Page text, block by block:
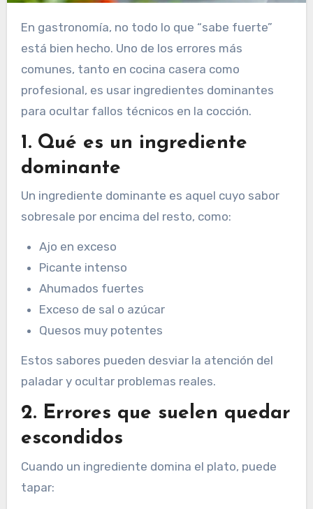
En gastronomía, no todo lo que “sabe fuerte”
está bien hecho. Uno de los errores más
comunes, tanto en cocina casera como
profesional, es usar ingredientes dominantes
para ocultar fallos técnicos en la cocción.
1. Qué es un ingrediente
dominante
Un ingrediente dominante es aquel cuyo sabor
sobresale por encima del resto, como:
Ajo en exceso
Picante intenso
Ahumados fuertes
Exceso de sal o azúcar
Quesos muy potentes
Estos sabores pueden desviar la atención del
paladar y ocultar problemas reales.
2. Errores que suelen quedar
escondidos
Cuando un ingrediente domina el plato, puede
tapar: